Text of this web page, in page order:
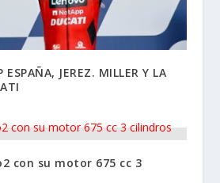
JEREZ. MILLER Y LA
con su motor 675 cc 3